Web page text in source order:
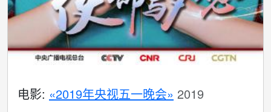
电影: «2019年央视五一晚会» 2019